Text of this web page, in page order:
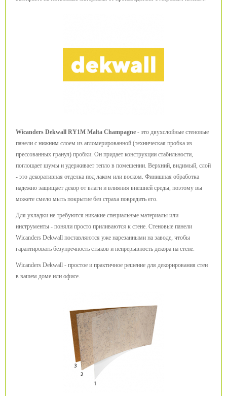
Wicanders Dekwall RY1M Malta Champagne - это двухслойные стеновые
панели с нижним слоем из агломерированной (техническая пробка из
прессованных гранул) пробки. Он придает конструкции стабильности,
поглощает шумы и удерживает тепло в помещении. Верхний, видимый, слой
- это декоративная отделка под лаком или воском. Финишная обработка
надежно защищает декор от влаги и влияния внешней среды, поэтому вы
можете смело мыть покрытие без страха повредить его.
Для укладки не требуются никакие специальные материалы или
инструменты - поняли просто приливаются к стене. Стеновые панели
Wicanders Dekwall поставляются уже нарезанными на заводе, чтобы
гарантировать безупречность стыков и непрерывность декора на стене.
Wicanders Dekwall - простое и практичное решение для декорирования стен
в вашем доме или офисе.